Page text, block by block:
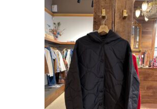
l
i
é
l
e